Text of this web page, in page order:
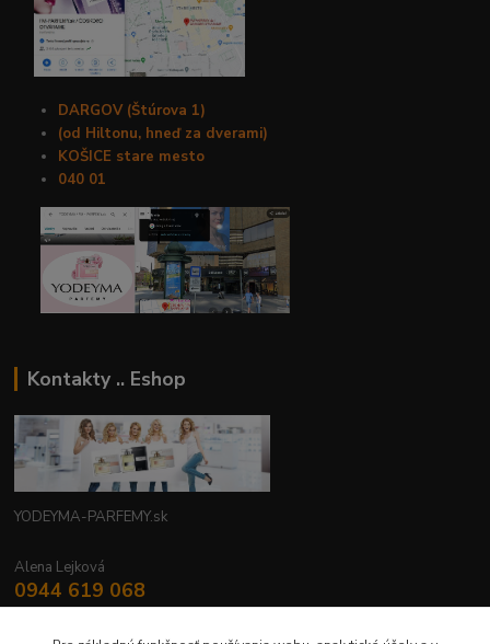
DARGOV (Štúrova 1)
(od Hiltonu, hneď za dverami)
KOŠICE stare mesto
040 01
Kontakty .. Eshop
YODEYMA-PARFEMY.sk
Alena Lejková
0944 619 068
Nonstop